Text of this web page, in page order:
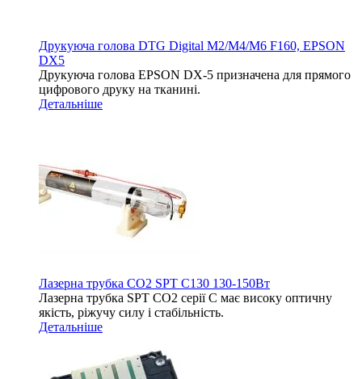
Друкуюча голова DTG Digital M2/M4/M6 F160, EPSON
DX5
Друкуюча голова EPSON DX-5 призначена для прямого
цифрового друку на тканині.
Детальніше
Лазерна трубка CO2 SPT C130 130-150Вт
Лазерна трубка SPT СО2 серії C має високу оптичну
якість, ріжучу силу і стабільність.
Детальніше